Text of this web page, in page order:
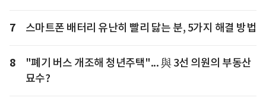
7 스마트폰 배터리 유난히 빨리 닳는 분, 5가지 해결 방법
8
"폐기 버스 개조해 청년주택"... 與 3선 의원의 부동산
묘수?